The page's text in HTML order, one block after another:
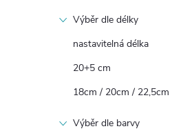
Výběr dle délky
nastavitelná délka
20+5 cm
18cm / 20cm / 22,5cm
Výběr dle barvy